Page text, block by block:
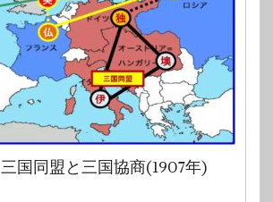
三国同盟と三国協商(1907年)